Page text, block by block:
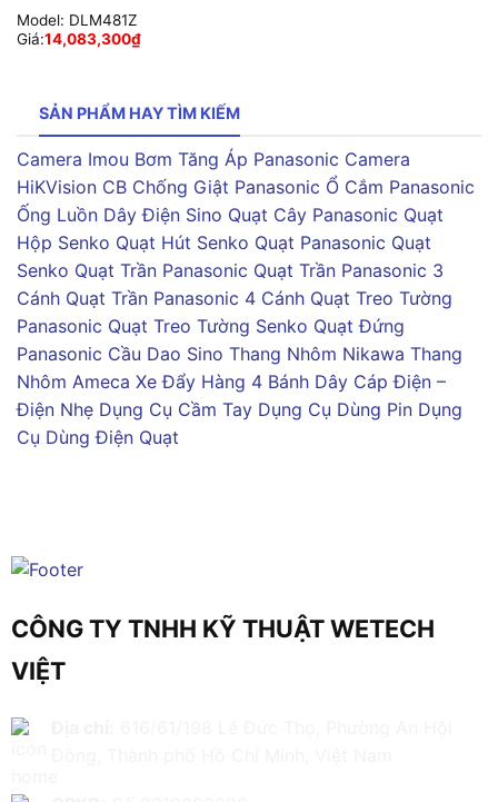
Model: DLM481Z
Giá:14,083,300₫
SẢN PHẨM HAY TÌM KIẾM
Camera Imou Bơm Tăng Áp Panasonic Camera
HiKVision CB Chống Giật Panasonic Ổ Cắm Panasonic
Ống Luồn Dây Điện Sino Quạt Cây Panasonic Quạt
Hộp Senko Quạt Hút Senko Quạt Panasonic Quạt
Senko Quạt Trần Panasonic Quạt Trần Panasonic 3
Cánh Quạt Trần Panasonic 4 Cánh Quạt Treo Tường
Panasonic Quạt Treo Tường Senko Quạt Đứng
Panasonic Cầu Dao Sino Thang Nhôm Nikawa Thang
Nhôm Ameca Xe Đẩy Hàng 4 Bánh Dây Cáp Điện –
Điện Nhẹ Dụng Cụ Cầm Tay Dụng Cụ Dùng Pin Dụng
Cụ Dùng Điện Quạt
CÔNG TY TNHH KỸ THUẬT WETECH
VIỆT